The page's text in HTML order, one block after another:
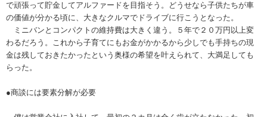
で頑張って貯金してアルファードを目指そう。どうせなら子供たちが車
の価値が分かる頃に、大きなクルマでドライブに行こうとなった。
ミニバンとコンパクトの維持費は大きく違う。５年で２０万円以上変
わるだろう。これから子育てにもお金がかかるから少しでも手持ちの現
金は残しておきたかったという奥様の希望を叶えられて、大満足しても
らった。
●商談には要素分解が必要